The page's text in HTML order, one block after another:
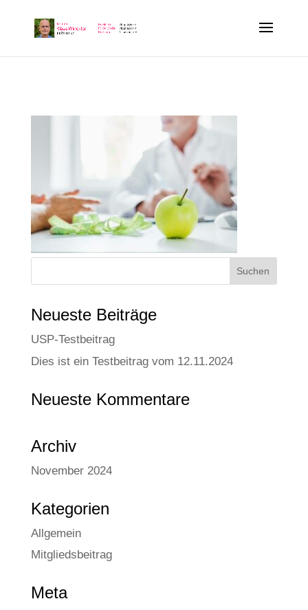
Neue­ste Beiträge
USP-Test­bei­trag
Dies ist ein Test­bei­trag vom 12.11.2024
Neue­ste Kommentare
Archiv
November 2024
Kate­go­rien
Allgemein
Mitgliedsbeitrag
Meta